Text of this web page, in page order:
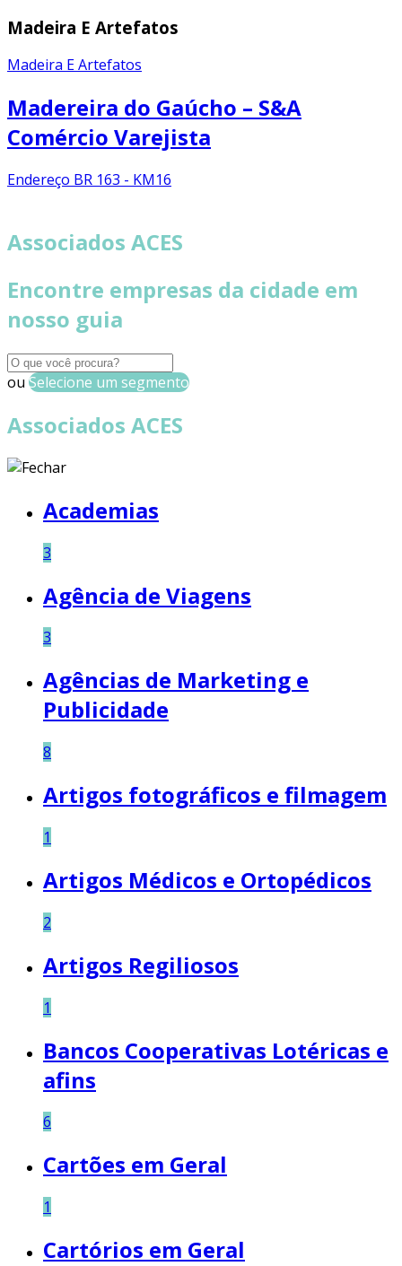
Madeira E Artefatos
Madeira E Artefatos
Madereira do Gaúcho – S&A
Comércio Varejista
Endereço BR 163 - KM16
Associados ACES
Encontre empresas da cidade em
nosso guia
ou Selecione um segmento
Associados ACES
Academias
3
Agência de Viagens
3
Agências de Marketing e
Publicidade
8
Artigos fotográficos e filmagem
1
Artigos Médicos e Ortopédicos
2
Artigos Regiliosos
1
Bancos Cooperativas Lotéricas e
afins
6
Cartões em Geral
1
Cartórios em Geral